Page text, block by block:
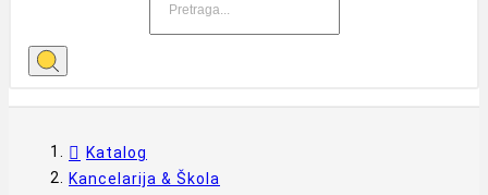
Katalog
Kancelarija & Škola